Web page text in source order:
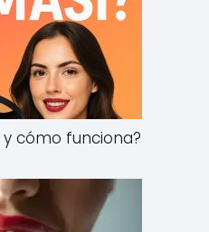
cómo funciona?